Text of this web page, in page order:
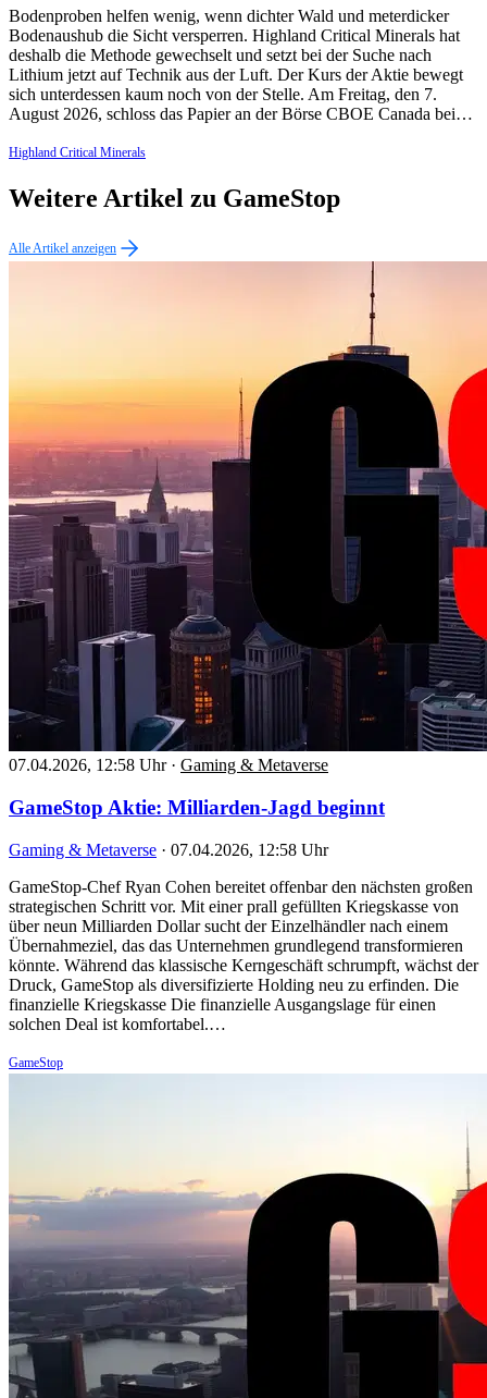
Bodenproben helfen wenig, wenn dichter Wald und meterdicker
Bodenaushub die Sicht versperren. Highland Critical Minerals hat
deshalb die Methode gewechselt und setzt bei der Suche nach
Lithium jetzt auf Technik aus der Luft. Der Kurs der Aktie bewegt
sich unterdessen kaum noch von der Stelle. Am Freitag, den 7.
August 2026, schloss das Papier an der Börse CBOE Canada bei…
Highland Critical Minerals
Weitere Artikel zu GameStop
Alle Artikel anzeigen
07.04.2026, 12:58 Uhr · Gaming & Metaverse
GameStop Aktie: Milliarden-Jagd beginnt
Gaming & Metaverse · 07.04.2026, 12:58 Uhr
GameStop-Chef Ryan Cohen bereitet offenbar den nächsten großen
strategischen Schritt vor. Mit einer prall gefüllten Kriegskasse von
über neun Milliarden Dollar sucht der Einzelhändler nach einem
Übernahmeziel, das das Unternehmen grundlegend transformieren
könnte. Während das klassische Kerngeschäft schrumpft, wächst der
Druck, GameStop als diversifizierte Holding neu zu erfinden. Die
finanzielle Kriegskasse Die finanzielle Ausgangslage für einen
solchen Deal ist komfortabel.…
GameStop